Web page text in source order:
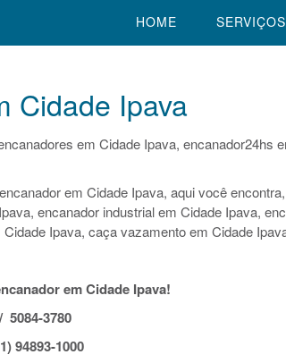
HOME SERVIÇOS
Cidade Ipava
em Cidade Ipava, encanador24hs
em Cidade Ipava, aqui você
encanador industrial em Cidade Ipava,
Ipava, caça vazamento em Cidade
em Cidade Ipava!
5084-3780
94893-1000